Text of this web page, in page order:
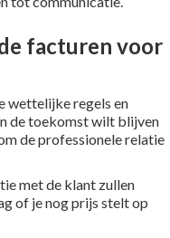
facturen voor
wettelijke regels en
de toekomst wilt blijven
de professionele relatie
met de klant zullen
of je nog prijs stelt op